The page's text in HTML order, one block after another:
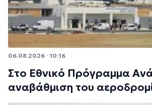
06.08.2026 · 10:16
Στο Εθνικό Πρόγραμμα
αναβάθμιση του